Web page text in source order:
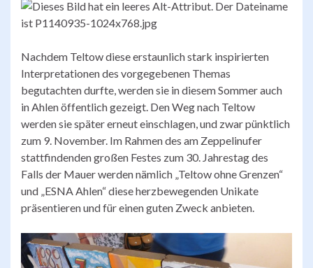
Nachdem Teltow diese erstaunlich stark inspirierten
Interpretationen des vorgegebenen Themas
begutachten durfte, werden sie in diesem Sommer auch
in Ahlen öffentlich gezeigt. Den Weg nach Teltow
werden sie später erneut einschlagen, und zwar pünktlich
zum 9. November. Im Rahmen des am Zeppelinufer
stattfindenden großen Festes zum 30. Jahrestag des
Falls der Mauer werden nämlich „Teltow ohne Grenzen“
und „ESNA Ahlen“ diese herzbewegenden Unikate
präsentieren und für einen guten Zweck anbieten.